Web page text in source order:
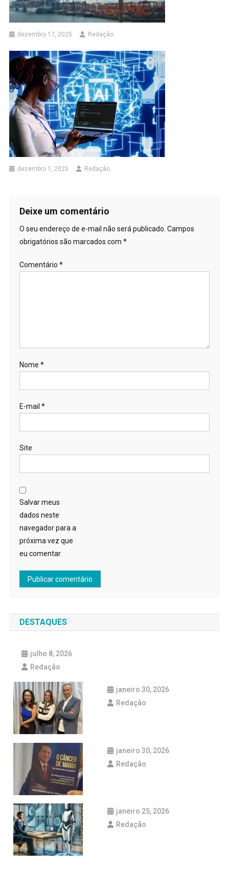
dezembro 17, 2025 Redação
dezembro 1, 2025 Redação
Deixe um comentário
O seu endereço de e-mail não será publicado. Campos
obrigatórios são marcados com *
Comentário *
Nome *
E-mail *
Site
Salvar meus
dados neste
navegador para a
próxima vez que
eu comentar.
DESTAQUES
julho 8, 2026
Redação
janeiro 30, 2026
Redação
janeiro 30, 2026
Redação
janeiro 25, 2026
Redação